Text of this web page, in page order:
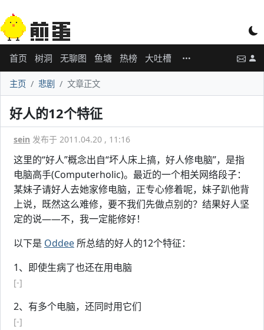
首页 树洞 无聊图 鱼塘 热榜 大吐槽
主页 悲剧 文章正文
好人的12个特征
sein 发布于 2011.04.20 , 11:16
这里的“好人”概念出自“坏人床上搞，好人修电脑”，是指
电脑高手(Computerholic)。最近的一个相关网络段子：
某妹子请好人去她家修电脑，正专心修着呢，妹子趴他背
上说，既然这么难修，要不我们先做点别的？结果好人坚
定的说——不，我一定能修好！
以下是 Oddee 所总结的好人的12个特征：
1、即使生病了也还在用电脑
[-]
2、有多个电脑，还同时用它们
[-]